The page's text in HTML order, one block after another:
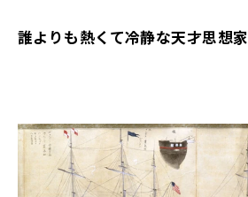
誰よりも熱くて冷静な天才思想家